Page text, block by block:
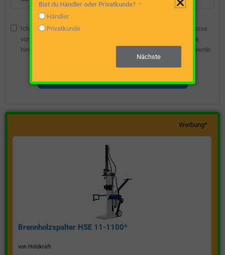
Ich bin damit einverstanden, dass die angegebene E-Mail-Adresse
vom Webseitenbetreiber gespeichert wird, damit ich über diese
hinsichtlich eines unverbindlichen Preisangebots kontaktiert werde.
Werbung*
Brennholzspalter HSE 11-1100*
von Holzkraft
Bist du Händler oder Privatkunde?
Händler
Privatkunde
Nächste